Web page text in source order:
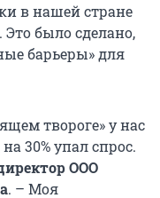
в нашей стране
было сделано,
барьеры» для
твороге» у нас
30% упал спрос.
ООО
. – Моя